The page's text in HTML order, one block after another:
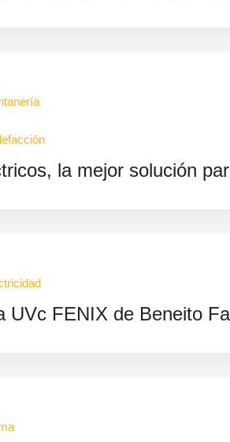
la mejor solución
UVc FENIX de Beneito